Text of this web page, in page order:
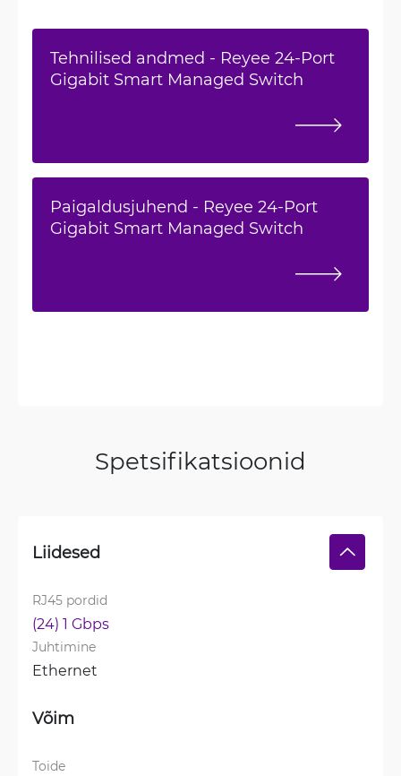
Tehnilised andmed - Reyee 24-Port
Gigabit Smart Managed Switch
Paigaldusjuhend - Reyee 24-Port
Gigabit Smart Managed Switch
Spetsifikatsioonid
Liidesed
RJ45 pordid
(24) 1 Gbps
Juhtimine
Ethernet
Võim
Toide